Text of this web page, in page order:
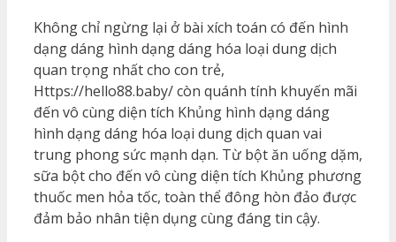
Không chỉ ngừng lại ở bài xích toán có đến hình
dạng dáng hình dạng dáng hóa loại dung dịch
quan trọng nhất cho con trẻ,
Https://hello88.baby/ còn quánh tính khuyến mãi
đến vô cùng diện tích Khủng hình dạng dáng
hình dạng dáng hóa loại dung dịch quan vai
trung phong sức mạnh dạn. Từ bột ăn uống dặm,
sữa bột cho đến vô cùng diện tích Khủng phương
thuốc men hỏa tốc, toàn thể đông hòn đảo được
đảm bảo nhân tiện dụng cùng đáng tin cậy.